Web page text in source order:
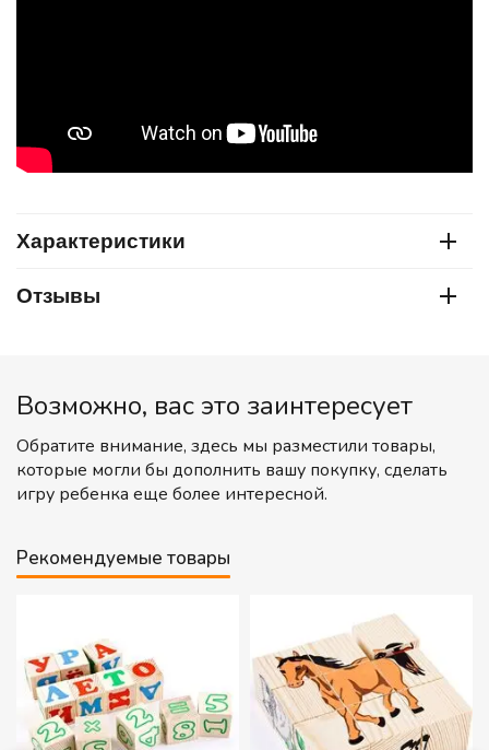
Характеристики
Отзывы
Возможно, вас это заинтересует
Обратите внимание, здесь мы разместили товары,
которые могли бы дополнить вашу покупку, сделать
игру ребенка еще более интересной.
Рекомендуемые товары